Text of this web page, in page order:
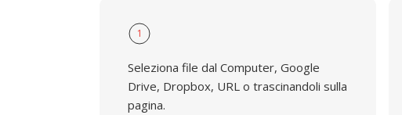
1
Seleziona file dal Computer, Google
Drive, Dropbox, URL o trascinandoli sulla
pagina.